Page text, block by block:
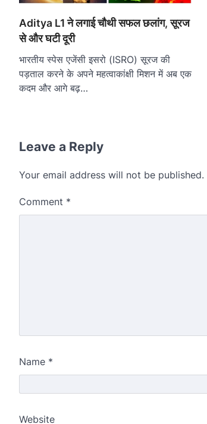
Aditya L1 ने लगाई चौथी सफल छलांग, सूरज
से और घटी दूरी
भारतीय स्पेस एजेंसी इसरो (ISRO) सूरज की
पड़ताल करने के अपने महत्वाकांक्षी मिशन में अब एक
कदम और आगे बढ़…
Leave a Reply
Your email address will not be published.
Comment *
Name *
Website